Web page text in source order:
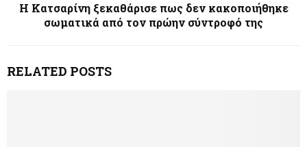
Η Κατσαρίνη ξεκαθάρισε πως δεν κακοποιήθηκε
σωματικά από τον πρώην σύντροφό της
RELATED POSTS